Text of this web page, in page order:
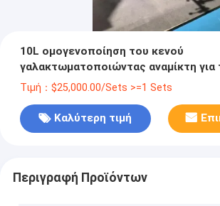
10L ομογενοποίηση του κενού
γαλακτωματοποιώντας αναμίκτη για
λοσιόν
Τιμή：$25,000.00/Sets >=1 Sets
Καλύτερη τιμή
Περιγραφή Προϊόντων